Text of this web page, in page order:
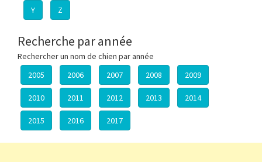
Y Z
Recherche par année
Rechercher un nom de chien par année
2005
2006 2007 2008 2009
2010 2011 2012 2013 2014
2015 2016 2017